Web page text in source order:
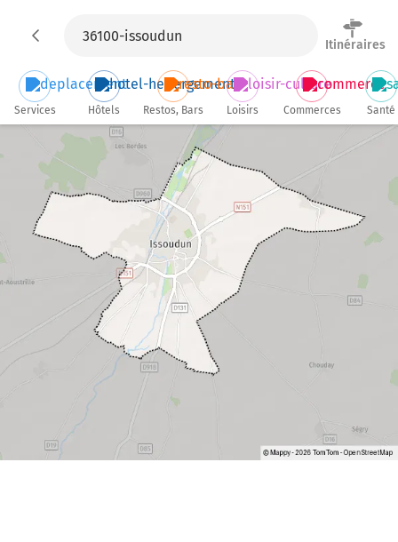
Itinéraires
Services Hôtels Restos, Bars Loisirs Commerces Santé